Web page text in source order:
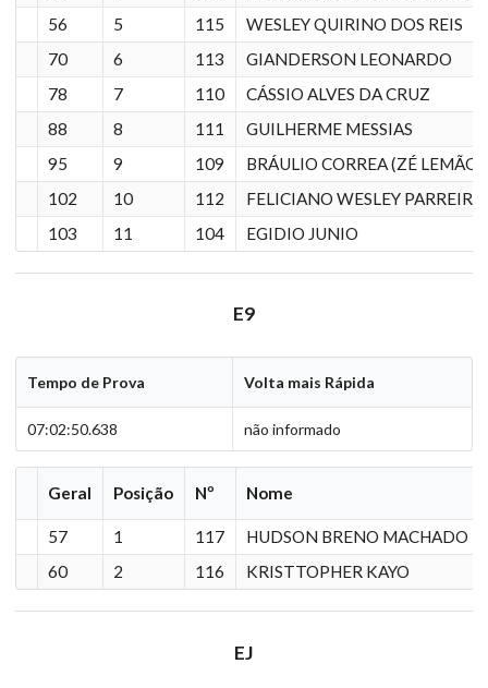
56
5 115
WESLEY QUIRINO DOS REIS
70
6 113
GIANDERSON LEONARDO
78
7 110
CÁSSIO ALVES DA CRUZ
88
8 111
GUILHERME MESSIAS
95
9 109
BRÁULIO CORREA (ZÉ LEMÃO)
102
10 112
FELICIANO WESLEY
103
11 104 EGIDIO JUNIO
E9
Tempo de Prova Volta mais Rápida
07:02:50.638 não informado
Geral Posição Nº Nome
57 1 117
HUDSON BRENO MACHADO
60
2 116 KRISTTOPHER KAYO
EJ